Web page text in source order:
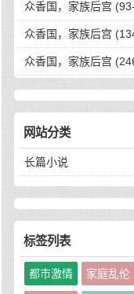
众香国，家族后宫
众香国，家族后宫
了
众香国，家族后宫
网站分类
长篇小说
标签列表
都市激情 家庭乱伦